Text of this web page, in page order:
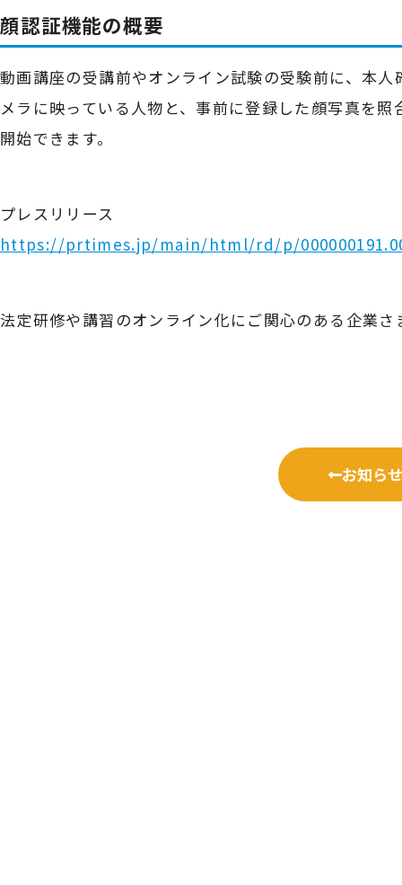
顔認証機能の概要
動画講座の受講前やオンライン試験の受験前に、本
メラに映っている人物と、事前に登録した顔写真を
開始できます。
プレスリリース
https://prtimes.jp/main/html/rd/p/
法定研修や講習のオンライン化にご関心のある企業
お知ら